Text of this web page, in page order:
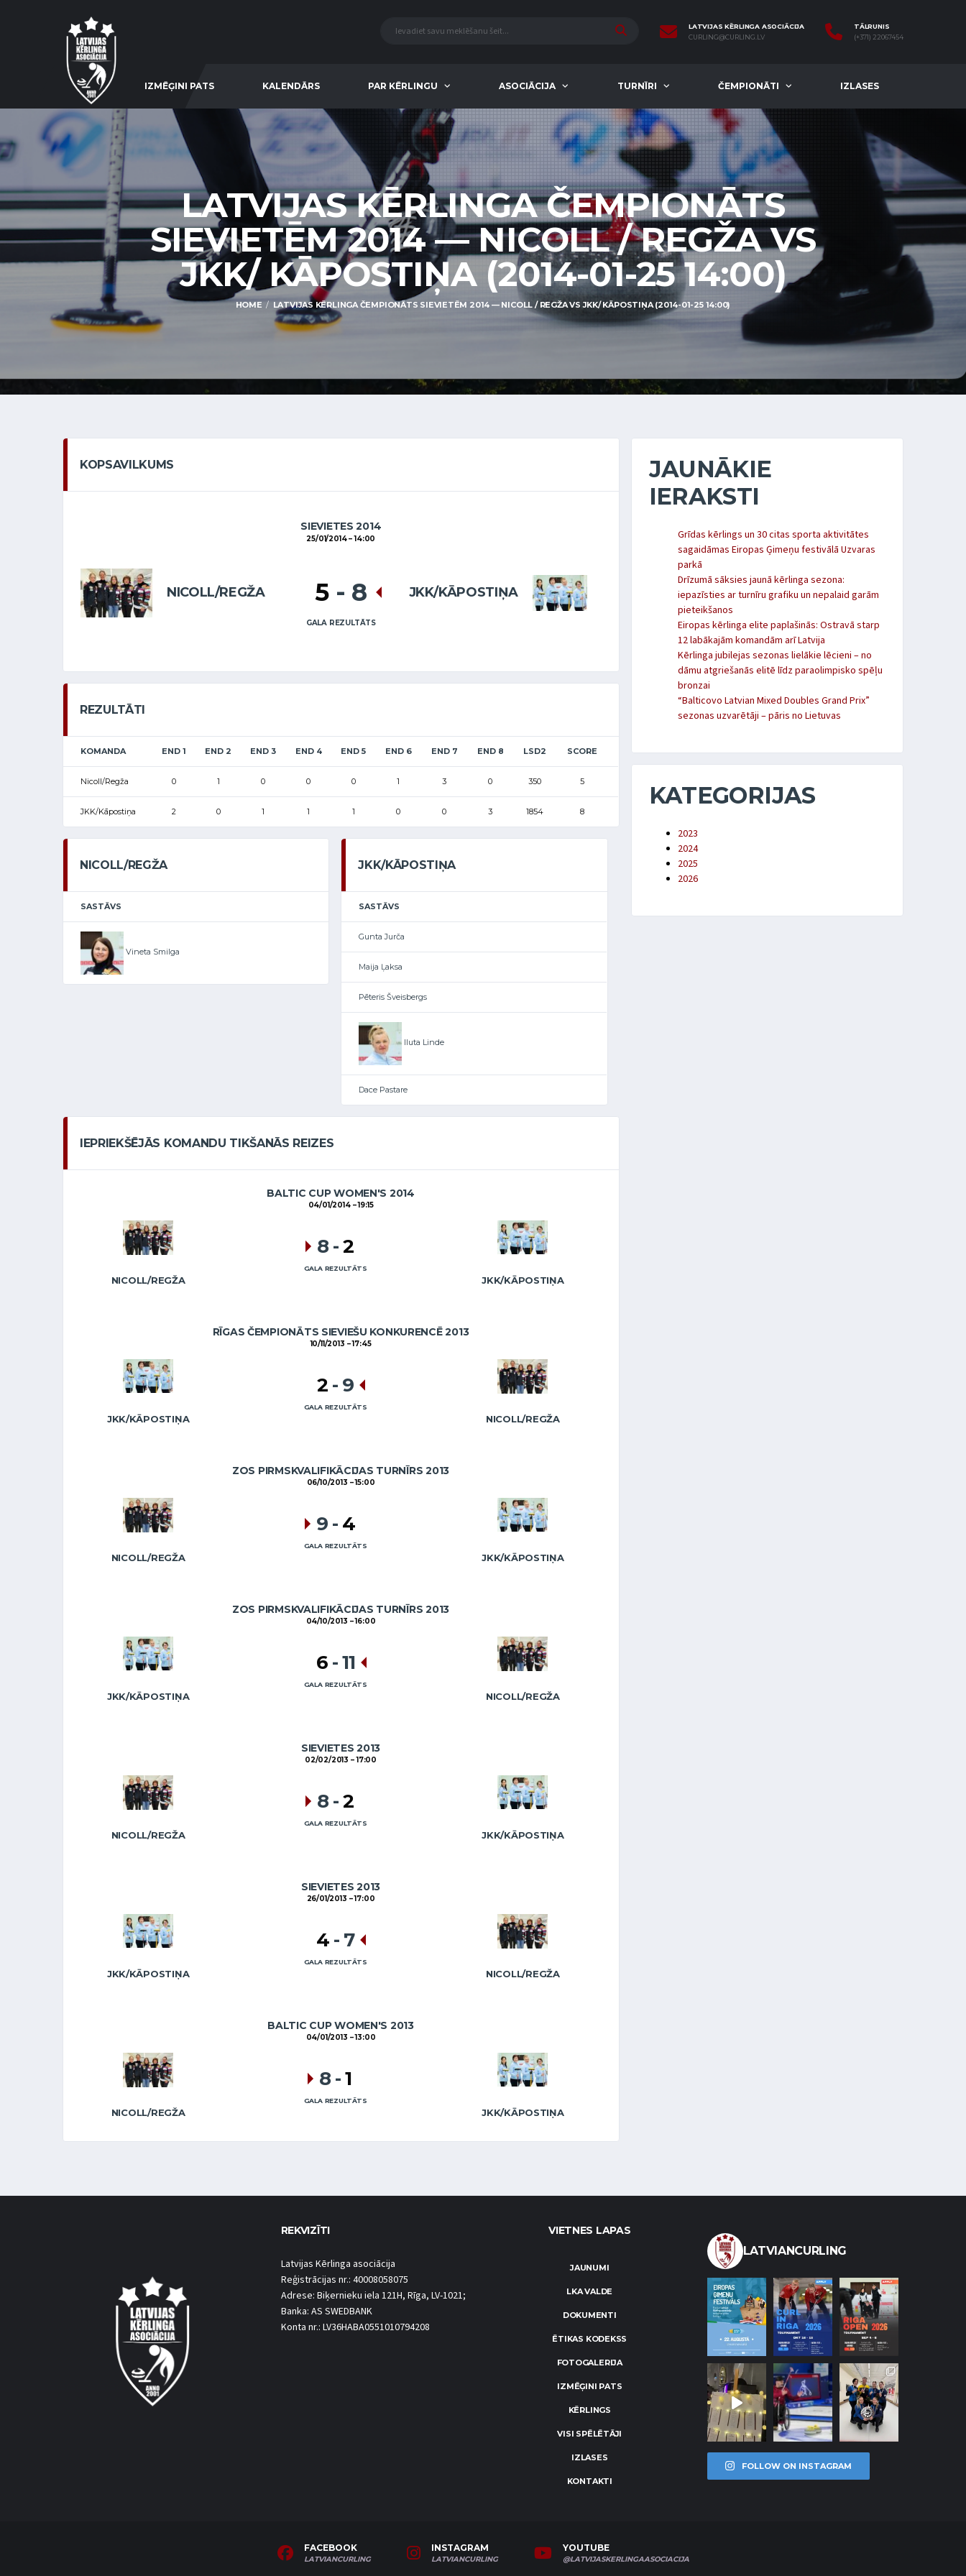
LATVIJAS KĒRLINGA ASOCIĀCIJA
CURLING@CURLING.LV
TĀLRUNIS
(+371) 22067454
IZMĒĢINI PATS KALENDĀRS PAR KĒRLINGU ASOCIĀCIJA TURNĪRI ČEMPIONĀTI IZLASES
LATVIJAS KĒRLINGA ČEMPIONĀTS
SIEVIETĒM 2014 — NICOLL / REGŽA VS
JKK/ KĀPOSTIŅA (2014-01-25 14:00)
HOME LATVIJAS KĒRLINGA ČEMPIONĀTS SIEVIETĒM 2014 — NICOLL / REGŽA VS JKK/ KĀPOSTIŅA (2014-01-25 14:00)
KOPSAVILKUMS
SIEVIETES 2014
25/01/2014 14:00
NICOLL/REGŽA JKK/KĀPOSTIŅA
5 - 8
GALA REZULTĀTS
REZULTĀTI
KOMANDA END 1 END 2 END 3 END 4 END 5 END 6 END 7 END 8 LSD2 SCORE
Nicoll/Regža 0 1 0 0 0 1 3 0 350 5
JKK/Kāpostiņa 2 0 1 1 1 0 0 3 1854 8
NICOLL/REGŽA
SASTĀVS
Vineta Smilga
JKK/KĀPOSTIŅA
SASTĀVS
Gunta Jurča
Maija Ļaksa
Pēteris Šveisbergs
Iluta Linde
Dace Pastare
IEPRIEKŠĒJĀS KOMANDU TIKŠANĀS REIZES
BALTIC CUP WOMEN'S 2014
04/01/2014 19:15
NICOLL/REGŽA JKK/KĀPOSTIŅA
8 -2
GALA REZULTĀTS
RĪGAS ČEMPIONĀTS SIEVIEŠU KONKURENCĒ 2013
10/11/2013 17:45
JKK/KĀPOSTIŅA NICOLL/REGŽA
2 - 9
GALA REZULTĀTS
ZOS PIRMSKVALIFIKĀCIJAS TURNĪRS 2013
06/10/2013 15:00
NICOLL/REGŽA JKK/KĀPOSTIŅA
9 - 4
GALA REZULTĀTS
ZOS PIRMSKVALIFIKĀCIJAS TURNĪRS 2013
04/10/2013 16:00
JKK/KĀPOSTIŅA NICOLL/REGŽA
6 -11
GALA REZULTĀTS
SIEVIETES 2013
02/02/2013 17:00
NICOLL/REGŽA JKK/KĀPOSTIŅA
8 -2
GALA REZULTĀTS
SIEVIETES 2013
26/01/2013 17:00
JKK/KĀPOSTIŅA NICOLL/REGŽA
4 - 7
GALA REZULTĀTS
BALTIC CUP WOMEN'S 2013
04/01/2013 13:00
NICOLL/REGŽA JKK/KĀPOSTIŅA
8 -1
GALA REZULTĀTS
JAUNĀKIE
IERAKSTI
Grīdas kērlings un 30 citas sporta aktivitātes
sagaidāmas Eiropas Ģimeņu festivālā Uzvaras
parkā
Drīzumā sāksies jaunā kērlinga sezona:
iepazīsties ar turnīru grafiku un nepalaid garām
pieteikšanos
Eiropas kērlinga elite paplašinās: Ostravā starp
12 labākajām komandām arī Latvija
Kērlinga jubilejas sezonas lielākie lēcieni – no
dāmu atgriešanās elitē līdz paraolimpisko spēļu
bronzai
“Balticovo Latvian Mixed Doubles Grand Prix”
sezonas uzvarētāji – pāris no Lietuvas
KATEGORIJAS
2023
2024
2025
2026
REKVIZĪTI
Latvijas Kērlinga asociācija
Reģistrācijas nr.: 40008058075
Adrese: Biķernieku iela 121H, Rīga, LV-1021;
Banka: AS SWEDBANK
Konta nr.: LV36HABA0551010794208
VIETNES LAPAS
JAUNUMI
LKA VALDE
DOKUMENTI
ĒTIKAS KODEKSS
FOTOGALERIJA
IZMĒĢINI PATS
KĒRLINGS
VISI SPĒLĒTĀJI
IZLASES
KONTAKTI
LATVIANCURLING
FOLLOW ON INSTAGRAM
FACEBOOK
LATVIANCURLING
INSTAGRAM
LATVIANCURLING
YOUTUBE
@LATVIJASKERLINGAASOCIACIJA